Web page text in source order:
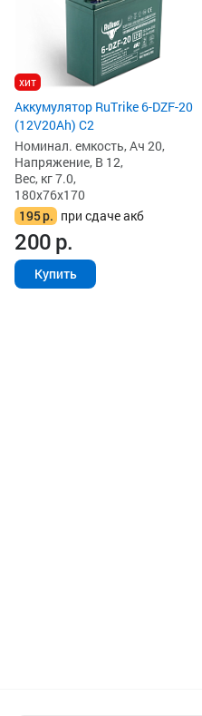
хит
Аккумулятор RuTrike 6-DZF-20
(12V20Ah) C2
Номинал. емкость, Ач 20,
Напряжение, В 12,
Вес, кг 7.0,
180x76x170
195р. при сдаче акб
200р.
Купить